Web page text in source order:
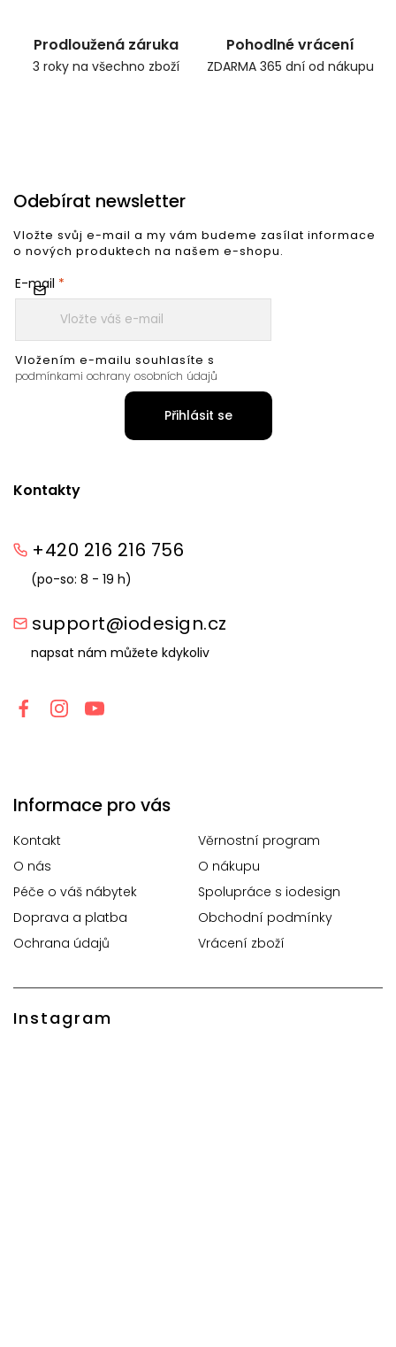
Prodloužená záruka
3 roky na všechno zboží
Pohodlné vrácení
ZDARMA 365 dní od nákupu
Kontakty
+420 216 216 756
(po-so: 8 - 19 h)
support@iodesign.cz
napsat nám můžete kdykoliv
Informace pro vás
Kontakt
Věrnostní program
O nás
O nákupu
Péče o váš nábytek
Spolupráce s iodesign
Doprava a platba
Obchodní podmínky
Ochrana údajů
Vrácení zboží
Instagram
Odebírat newsletter
Vložte svůj e-mail a my vám budeme zasílat informace
o nových produktech na našem e-shopu.
E-mail
Vložením e-mailu souhlasíte s
podmínkami ochrany osobních údajů
Přihlásit se